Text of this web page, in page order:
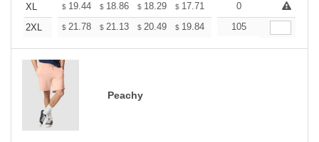
XL
$ 19.44 $ 18.86 $ 18.29 $ 17.71 17.14
0
2XL
$ 21.78 $ 21.13 $ 20.49 $ 19.84 19.19
105
Peachy